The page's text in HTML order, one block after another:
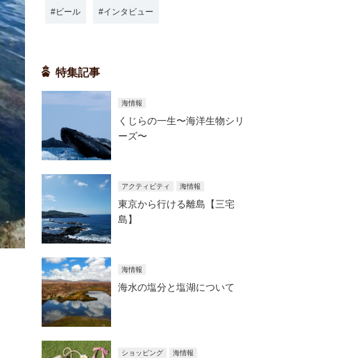
ビール インタビュー
特集記事
海情報
くじらの一生〜海洋生物シリ
ーズ〜
アクティビティ 海情報
東京から行ける離島【三宅
島】
海情報
海水の塩分と塩湖について
ショッピング 海情報